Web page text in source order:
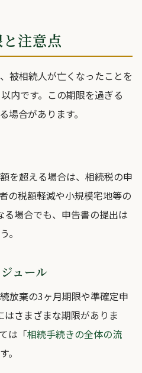
注意点
被相続人が亡くなったことを
内です。この期限を過ぎる
場合があります。
を超える場合は、相続税の申
の税額軽減や小規模宅地等の
場合でも、申告書の提出は
。
ュール
放棄の3ヶ月期限や準確定申
さまざまな期限がありま
は「相続手続きの全体の流
。